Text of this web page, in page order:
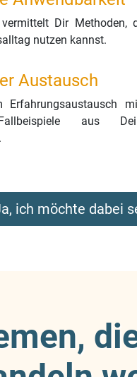
Dir Methoden,
nutzen kannst.
Austausch
Erfahrungsaustausch
aus
ich möchte dabei